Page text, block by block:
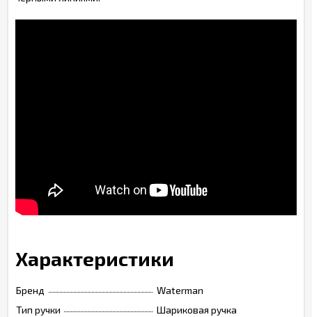
Характеристики
Бренд
Waterman
Тип ручки
Шариковая ручка